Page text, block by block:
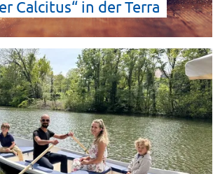
Calcitus“ in der Terra